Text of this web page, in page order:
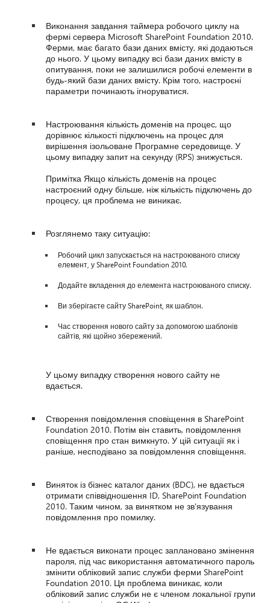
Виконання завдання таймера робочого циклу на
фермі сервера Microsoft SharePoint Foundation 2010.
Ферми, має багато бази даних вмісту, які додаються
до нього. У цьому випадку всі бази даних вмісту в
опитування, поки не залишилися робочі елементи в
будь-який бази даних вмісту. Крім того, настроєні
параметри починають ігноруватися.
Настроювання кількість доменів на процес, що
дорівнює кількості підключень на процес для
вирішення ізольоване Програмне середовище. У
цьому випадку запит на секунду (RPS) знижується.
Примітка Якщо кількість доменів на процес
настроєний одну більше, ніж кількість підключень до
процесу, ця проблема не виникає.
Розглянемо таку ситуацію:
Робочий цикл запускається на настроюваного списку
елемент, у SharePoint Foundation 2010.
Додайте вкладення до елемента настроюваного списку.
Ви зберігаєте сайту SharePoint, як шаблон.
Час створення нового сайту за допомогою шаблонів
сайтів, які щойно збережений.
У цьому випадку створення нового сайту не
вдається.
Створення повідомлення сповіщення в SharePoint
Foundation 2010. Потім він ставить, повідомлення
сповіщення про стан вимкнуто. У цій ситуації як і
раніше, несподівано за повідомлення сповіщення.
Виняток із бізнес каталог даних (BDC), не вдається
отримати співвідношення ID, SharePoint Foundation
2010. Таким чином, за винятком не зв'язування
повідомлення про помилку.
Не вдається виконати процес заплановано змінення
пароля, під час використання автоматичного пароль
змінити обліковий запис служби ферми SharePoint
Foundation 2010. Ця проблема виникає, коли
обліковий запис служби не є членом локальної групи